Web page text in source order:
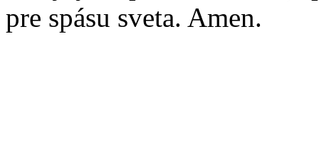
pre spásu sveta. Amen.